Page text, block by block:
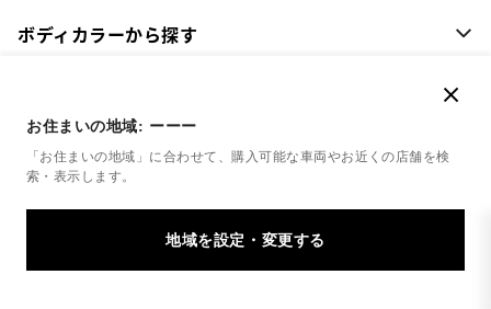
お住まいの地域: ーーー
「お住まいの地域」に合わせて、購入可能な車両やお近くの店舗を検
索・表示します。
ボディカラーから探す
トヨタの車種から探す